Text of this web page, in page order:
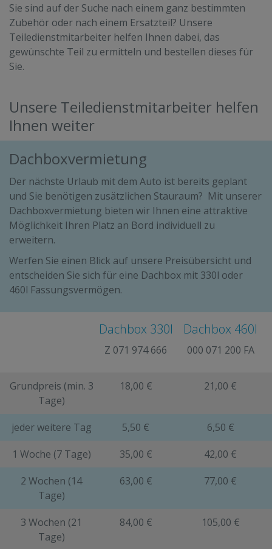
Sie sind auf der Suche nach einem ganz bestimmten
Zubehör oder nach einem Ersatzteil? Unsere
Teiledienstmitarbeiter helfen Ihnen dabei, das
gewünschte Teil zu ermitteln und bestellen dieses für
Sie.
Unsere Teiledienstmitarbeiter helfen
Ihnen weiter
Dachboxvermietung
Der nächste Urlaub mit dem Auto ist bereits geplant
und Sie benötigen zusätzlichen Stauraum? Mit unserer
Dachboxvermietung bieten wir Ihnen eine attraktive
Möglichkeit Ihren Platz an Bord individuell zu
erweitern.
Werfen Sie einen Blick auf unsere Preisübersicht und
entscheiden Sie sich für eine Dachbox mit 330l oder
460l Fassungsvermögen.
Dachbox 330l
Z 071 974 666
Dachbox 460l
000 071 200 FA
Grundpreis (min. 3
Tage)
18,00 € 21,00 €
jeder weitere Tag 5,50 €
6,50 €
1 Woche (7 Tage)
35,00 €
42,00 €
2 Wochen (14
Tage)
63,00 € 77,00 €
3 Wochen (21
Tage)
84,00 € 105,00 €